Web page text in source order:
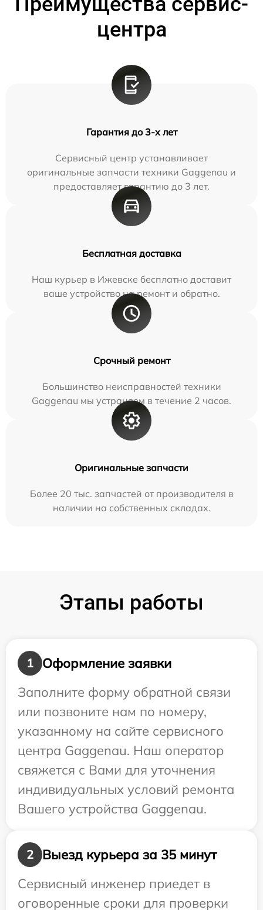
центра
Гарантия до 3-х лет
Сервисный центр устанавливает
оригинальные запчасти техники Gaggenau и
предоставляет гарантию до 3 лет.
Бесплатная доставка
Наш курьер в Ижевске бесплатно доставит
ваше устройство на ремонт и обратно.
Срочный ремонт
Большинство неисправностей техники
Gaggenau мы устраняем в течение 2 часов.
Оригинальные запчасти
Более 20 тыс. запчастей от производителя в
наличии на собственных складах.
Этапы работы
1
Оформление заявки
Заполните форму обратной связи
или позвоните нам по номеру,
указанному на сайте сервисного
центра Gaggenau. Наш оператор
свяжется с Вами для уточнения
индивидуальных условий ремонта
Вашего устройства Gaggenau.
2
Выезд курьера за 35 минут
Сервисный инженер приедет в
оговоренные сроки для проверки